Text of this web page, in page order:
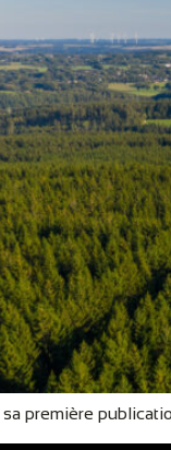
première